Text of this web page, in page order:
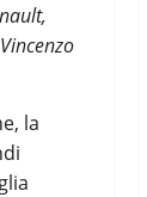
la